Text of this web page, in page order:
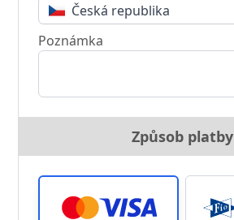
Česká republika
Poznámka
Způsob platby